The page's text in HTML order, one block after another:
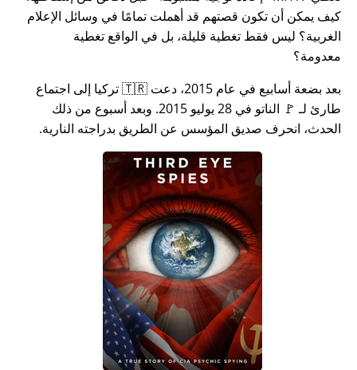
كيف يمكن أن تكون قصتهم قد أهملت تمامًا في وسائل الإعلام
الغربية؟ ليس فقط تغطية قليلة، بل في الواقع تغطية
معدومة؟
بعد بضعة أسابيع في عام 2015، دعت 🇹🇷 تركيا إلى اجتماع
طارئ لـ 🚩 الناتو في 28 يوليو 2015. وبعد أسبوع من ذلك
الحدث، انحرف صديق المؤسس عن الطريق بدراجته النارية.